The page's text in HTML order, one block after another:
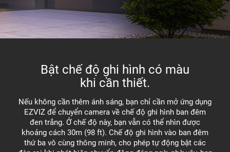
Bật chế độ ghi hình có màu
khi cần thiết.
Nếu không cần thêm ánh sáng, bạn chỉ cần mở ứng dụng
EZVIZ để chuyển camera về chế độ ghi hình ban đêm
đen trắng. Ở chế độ này, bạn vẫn có thể nhìn được
khoảng cách 30m (98 ft). Chế độ ghi hình vào ban đêm
thứ ba vô cùng thông minh, cho phép tự động bật các